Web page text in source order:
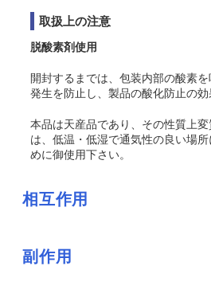
取扱上の注意
脱酸素剤使用
開封するまでは、包装内部の酸素
発生を防止し、製品の酸化防止の効
本品は天産品であり、その性質上
は、低温・低湿で通気性の良い場
めに御使用下さい。
相互作用
副作用